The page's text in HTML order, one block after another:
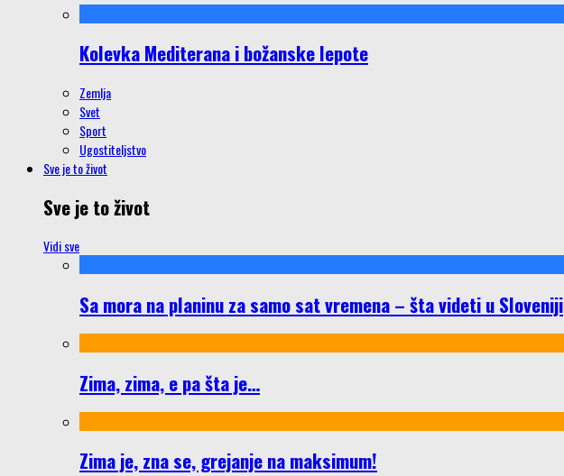
Kolevka Mediterana i božanske lepote
Zemlja
Svet
Sport
Ugostiteljstvo
Sve je to život
Sve je to život
Vidi sve
Sa mora na planinu za samo sat vremena – šta videti u Sloveniji
Zima, zima, e pa šta je…
Zima je, zna se, grejanje na maksimum!